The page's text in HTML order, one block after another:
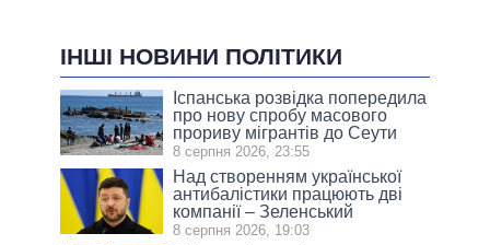
ІНШІ НОВИНИ ПОЛІТИКИ
Іспанська розвідка попередила
про нову спробу масового
прориву мігрантів до Сеути
8 серпня 2026, 23:55
Над створенням української
антибалістики працюють дві
компанії – Зеленський
8 серпня 2026, 19:03